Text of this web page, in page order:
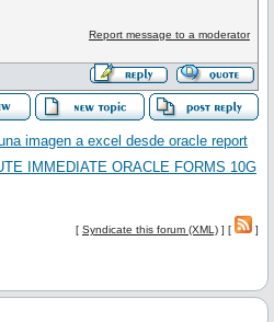
Report message to a moderator
imagen a excel desde oracle report
IMMEDIATE ORACLE FORMS 10G
[ Syndicate this forum (XML) ] [ ]